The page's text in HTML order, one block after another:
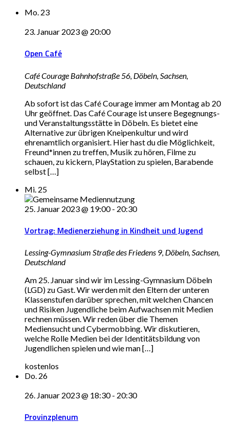
Mo. 23
23. Januar 2023 @ 20:00
Open Café
Café Courage Bahnhofstraße 56, Döbeln, Sachsen,
Deutschland
Ab sofort ist das Café Courage immer am Montag ab 20
Uhr geöffnet. Das Café Courage ist unsere Begegnungs-
und Veranstaltungsstätte in Döbeln. Es bietet eine
Alternative zur übrigen Kneipenkultur und wird
ehrenamtlich organisiert. Hier hast du die Möglichkeit,
Freund*innen zu treffen, Musik zu hören, Filme zu
schauen, zu kickern, PlayStation zu spielen, Barabende
selbst […]
Mi. 25
25. Januar 2023 @ 19:00- 20:30
Vortrag: Medienerziehung in Kindheit und Jugend
Lessing-Gymnasium Straße des Friedens 9, Döbeln, Sachsen,
Deutschland
Am 25. Januar sind wir im Lessing-Gymnasium Döbeln
(LGD) zu Gast. Wir werden mit den Eltern der unteren
Klassenstufen darüber sprechen, mit welchen Chancen
und Risiken Jugendliche beim Aufwachsen mit Medien
rechnen müssen. Wir reden über die Themen
Mediensucht und Cybermobbing. Wir diskutieren,
welche Rolle Medien bei der Identitätsbildung von
Jugendlichen spielen und wie man […]
kostenlos
Do. 26
26. Januar 2023 @ 18:30- 20:30
Provinzplenum